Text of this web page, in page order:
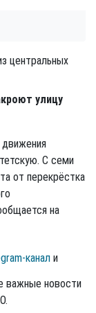
улицу
движения
С семи
от перекрёстка
на
канал и
важные новости